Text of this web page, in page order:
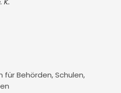
Behörden, Schulen,